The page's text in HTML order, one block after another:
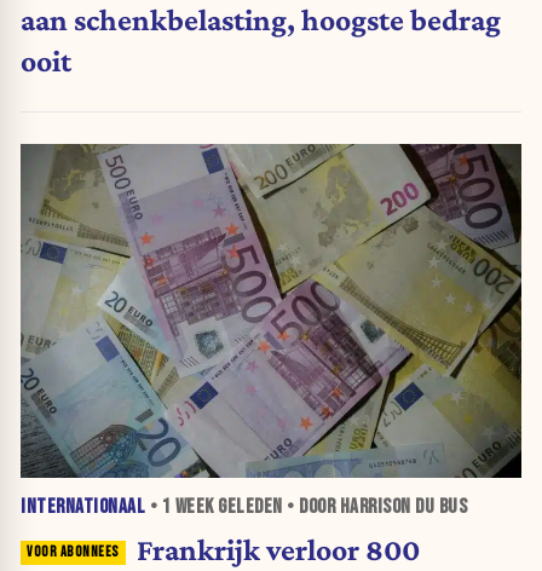
aan schenkbelasting, hoogste bedrag
ooit
INTERNATIONAAL • 1 WEEKGELEDEN • DOOR HARRISON DU BUS
Frankrijk verloor 800